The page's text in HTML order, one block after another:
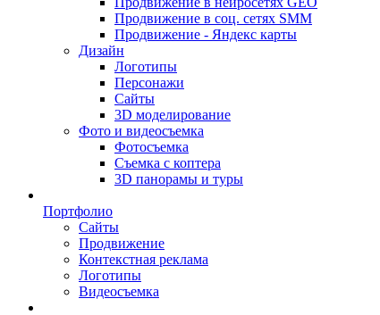
Продвижение в соц. сетях SMM
Продвижение - Яндекс карты
Дизайн
Логотипы
Персонажи
Сайты
3D моделирование
Фото и видеосъемка
Фотосъемка
Съемка с коптера
3D панорамы и туры
Портфолио
Сайты
Продвижение
Контекстная реклама
Логотипы
Видеосъемка